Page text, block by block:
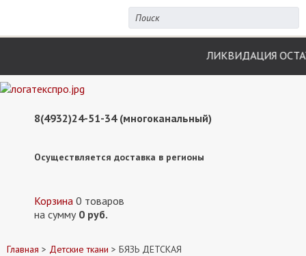
ЛИКВИДАЦИЯ ОСТАТКОВ ПО
8(4932)24-51-34 (многоканальный)
Осуществляется доставка в регионы
Корзина 0 товаров
на сумму 0 руб.
Главная > Детские ткани > БЯЗЬ ДЕТСКАЯ